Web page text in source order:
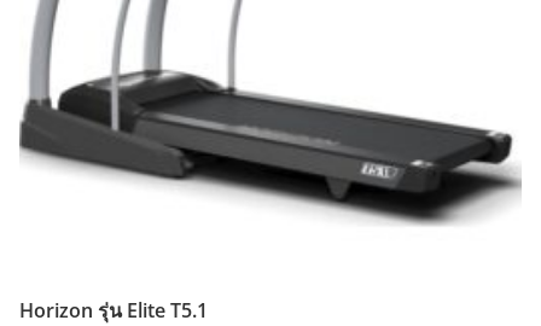
Horizon รุ่น Elite T5.1